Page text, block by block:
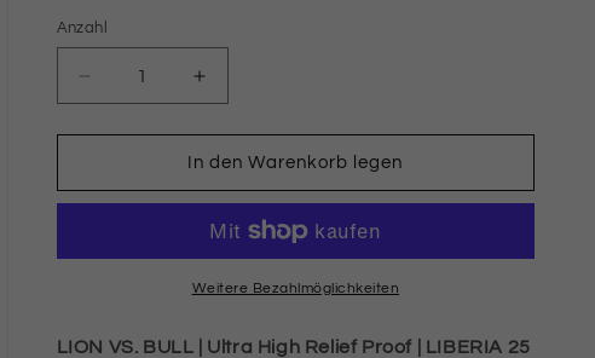
Anzahl
Anzahl
Verringere
die
Menge
LION
2026
25
Erhöhe
die
Menge
für
LION
BULL
2026
|
25
In den Warenkorb legen
Weitere Bezahlmöglichkeiten
LION VS. BULL | Ultra High Relief Proof |
LIBERIA 25